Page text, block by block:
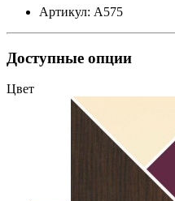
Артикул: А575
Доступные опции
Цвет